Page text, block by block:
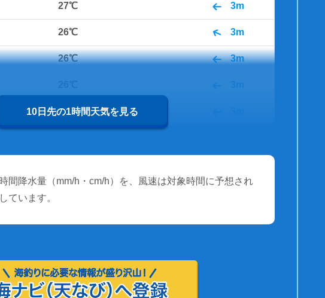
27℃ 3m
26℃ 3m
26℃ 3m
3m
26℃
10日先の1時間天気を見る
間降水量（mm/h・cm/h）を、風速は対象時間に予想され
ています。